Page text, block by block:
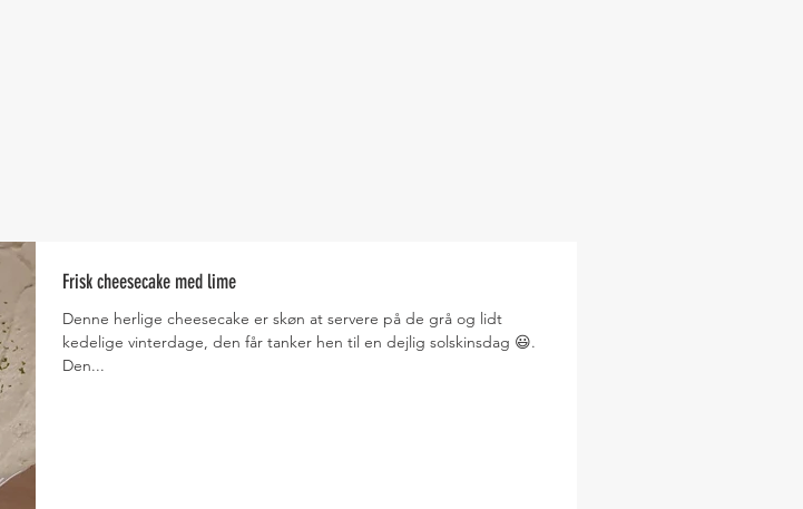
Frisk cheesecake med lime
Denne herlige cheesecake er skøn at servere på de grå og lidt
kedelige vinterdage, den får tanker hen til en dejlig solskinsdag 😃.
Den...